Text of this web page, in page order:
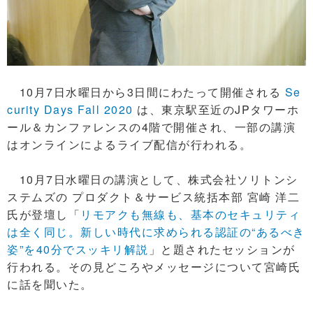
10月7日水曜日から3日間にわたって開催される Se
curity Days Fall 2020 は、東京駅至近のJPタワーホ
ール＆カンファレンスの4階で開催され、一部の講演
はオンラインによるライブ配信が行われる。
10月7日水曜日の講演として、株式会社ソリトンシ
ステムズの プロダクト＆サービス統括本部 宮崎 洋二
氏が登壇し「 リモアクも無線も、基本のセキュリティ
は全く同じ。新しい時代に求められる認証の“あるべき
姿”を40分でスッキリ解説 」と題されたセッションが
行われる。その見どころやメッセージについて宮崎氏
に話を聞いた。